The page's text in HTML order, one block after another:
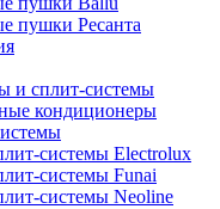
пушки Ресанта
и сплит-системы
кондиционеры
системы Electrolux
системы Funai
системы Neoline